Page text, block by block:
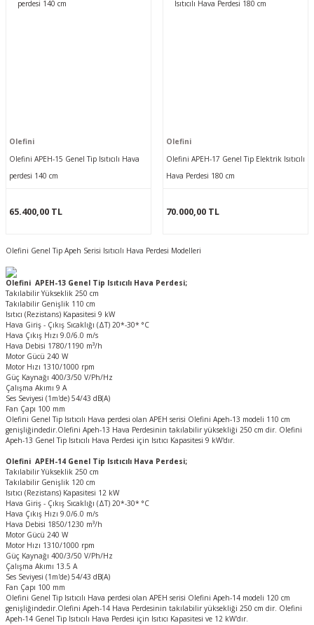
Olefini
Olefini APEH-15 Genel Tip Isıtıcılı Hava
perdesi 140 cm
65.400,00 TL
Olefini
Olefini APEH-17 Genel Tip Elektrik Isıtıcılı
Hava Perdesi 180 cm
70.000,00 TL
Olefini Genel Tip Apeh Serisi Isıtıcılı Hava Perdesi Modelleri
Olefini APEH-13 Genel Tip Isıtıcılı Hava Perdesi;
Takılabilir Yükseklik 250 cm
Takılabilir Genişlik 110 cm
Isıtıcı (Rezistans) Kapasitesi 9 kW
Hava Giriş - Çıkış Sıcaklığı (ΔT) 20*-30* °C
Hava Çıkış Hızı 9.0/6.0 m/s
Hava Debisi 1780/1190 m³/h
Motor Gücü 240 W
Motor Hızı 1310/1000 rpm
Güç Kaynağı 400/3/50 V/Ph/Hz
Çalışma Akımı 9 A
Ses Seviyesi (1m'de) 54/43 dB(A)
Fan Çapı 100 mm
Olefini Genel Tip Isıtıcılı Hava perdesi olan APEH serisi Olefini Apeh-13 modeli 110 cm
genişliğindedir.Olefini Apeh-13 Hava Perdesinin takılabilir yüksekliği 250 cm dir. Olefini
Apeh-13 Genel Tip Isıtıcılı Hava Perdesi için Isıtıcı Kapasitesi 9 kW'dır.
Olefini APEH-14 Genel Tip Isıtıcılı Hava Perdesi;
Takılabilir Yükseklik 250 cm
Takılabilir Genişlik 120 cm
Isıtıcı (Rezistans) Kapasitesi 12 kW
Hava Giriş - Çıkış Sıcaklığı (ΔT) 20*-30* °C
Hava Çıkış Hızı 9.0/6.0 m/s
Hava Debisi 1850/1230 m³/h
Motor Gücü 240 W
Motor Hızı 1310/1000 rpm
Güç Kaynağı 400/3/50 V/Ph/Hz
Çalışma Akımı 13.5 A
Ses Seviyesi (1m'de) 54/43 dB(A)
Fan Çapı 100 mm
Olefini Genel Tip Isıtıcılı Hava perdesi olan APEH serisi Olefini Apeh-14 modeli 120 cm
genişliğindedir.Olefini Apeh-14 Hava Perdesinin takılabilir yüksekliği 250 cm dir. Olefini
Apeh-14 Genel Tip Isıtıcılı Hava Perdesi için Isıtıcı Kapasitesi ve 12 kW'dır.